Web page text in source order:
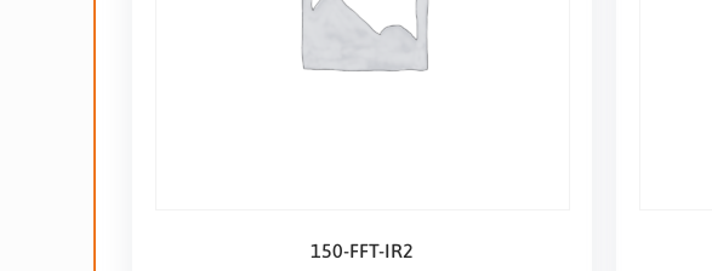
150-FFT-IR2